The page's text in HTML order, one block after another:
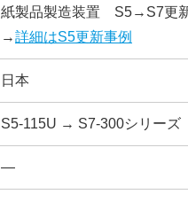
紙製品製造装置 S5→S7更
→詳細はS5更新事例
日本
S5-115U → S7-300シリーズ
—